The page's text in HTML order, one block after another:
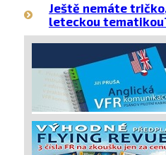
Ještě nemáte
leteckou